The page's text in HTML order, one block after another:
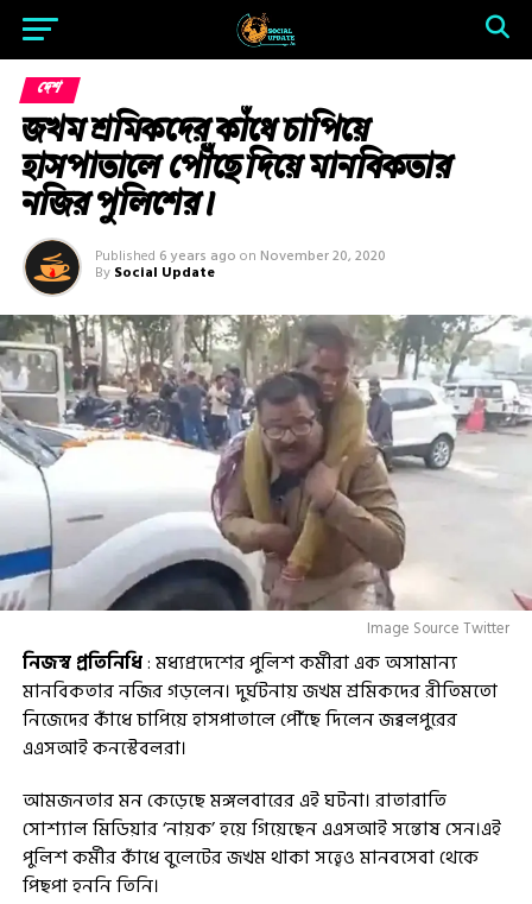
দেশ
জখম শ্রমিকদের কাঁধে চাপিয়ে
হাসপাতালে পৌঁছে দিয়ে মানবিকতার
নজির পুলিশের।
Published 6 years ago on November 20, 2020
By Social Update
Image Source Twitter
নিজস্ব প্রতিনিধি: মধ্যপ্রদেশের পুলিশ কর্মীরা এক অসামান্য
মানবিকতার নজির গড়লেন। দুর্ঘটনায় জখম শ্রমিকদের রীতিমতো
নিজেদের কাঁধে চাপিয়ে হাসপাতালে পৌঁছে দিলেন জব্বলপুরের
এএসআই কনস্টেবলরা।
আমজনতার মন কেড়েছে মঙ্গলবারের এই ঘটনা। রাতারাতি
সোশ্যাল মিডিয়ার ‘নায়ক’ হয়ে গিয়েছেন এএসআই সন্তোষ সেন।এই
পুলিশ কর্মীর কাঁধে বুলেটের জখম থাকা সত্ত্বেও মানবসেবা থেকে
পিছপা হননি তিনি।